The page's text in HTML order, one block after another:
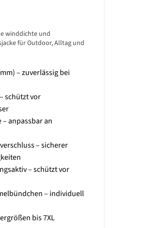
winddichte und
für Outdoor, Alltag und
– zuverlässig bei
schützt vor
anpassbar an
– sicherer
– schützt vor
– individuell
bis 7XL